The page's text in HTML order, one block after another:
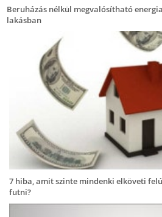
Beruházás nélkül megvalósítható
lakásban
7 hiba, amit szinte mindenki elköveti
futni?